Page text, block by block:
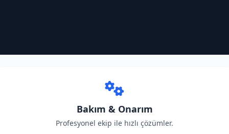
Bakım & Onarım
Profesyonel ekip ile hızlı çözümler.